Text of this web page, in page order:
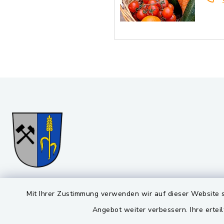
Mit Ihrer Zustimmung verwenden wir auf dieser
Angebot weiter verbessern. Ihre
Gemeinde Stulln